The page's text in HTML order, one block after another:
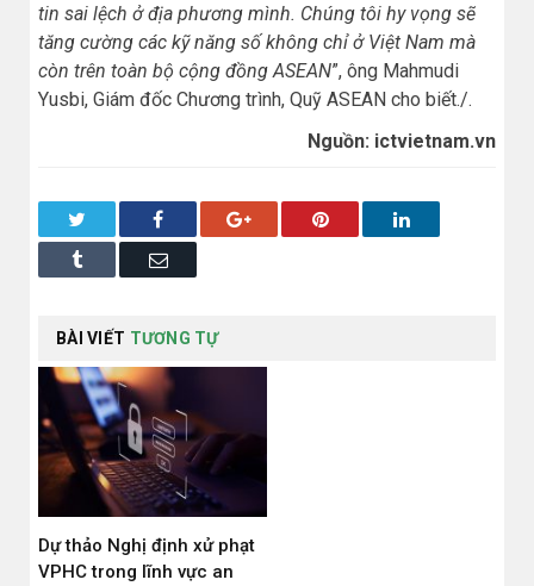
tin sai lệch ở địa phương mình. Chúng tôi hy vọng sẽ
tăng cường các kỹ năng số không chỉ ở Việt Nam mà
còn trên toàn bộ cộng đồng ASEAN”, ông Mahmudi
Yusbi, Giám đốc Chương trình, Quỹ ASEAN cho biết./.
Nguồn: ictvietnam.vn
Facebook Google+ Pinterest LinkedIn
Tumblr Email
BÀI VIẾT TƯƠNG TỰ
Dự thảo Nghị định xử phạt
VPHC trong lĩnh vực an